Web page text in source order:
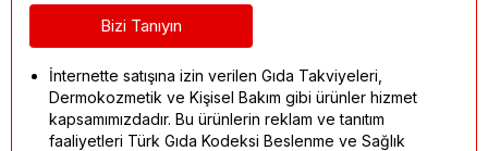
Bizi Tanıyın
İnternette satışına izin verilen Gıda Takviyeleri,
Dermokozmetik ve Kişisel Bakım gibi ürünler hizmet
kapsamımızdadır. Bu ürünlerin reklam ve tanıtım
faaliyetleri Türk Gıda Kodeksi Beslenme ve Sağlık